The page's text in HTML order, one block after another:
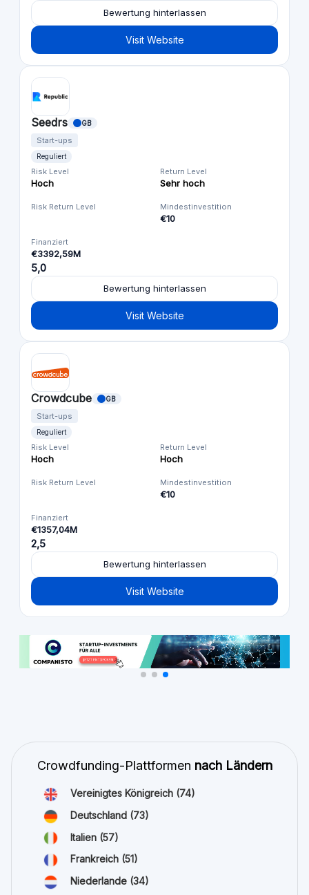
Bewertung hinterlassen
Visit Website
Seedrs GB
Start-ups
Reguliert
Risk Level
Hoch
Return Level
Sehr hoch
Risk Return Level Mindestinvestition
€10
Finanziert
€3392,59M
5,0
Bewertung hinterlassen
Visit Website
Crowdcube GB
Start-ups
Reguliert
Risk Level
Hoch
Return Level
Hoch
Risk Return Level Mindestinvestition
€10
Finanziert
€1357,04M
2,5
Bewertung hinterlassen
Visit Website
Crowdfunding-Plattformen nach Ländern
Vereinigtes Königreich (74)
Deutschland (73)
Italien (57)
Frankreich (51)
Niederlande (34)